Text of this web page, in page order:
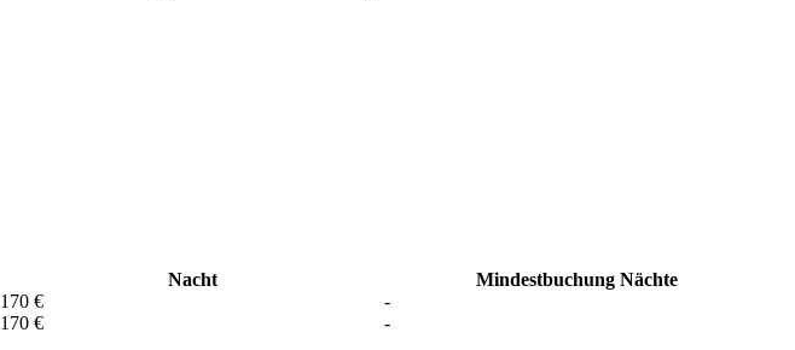
Nacht MindestbuchungNächte
170 €
-
170 € -